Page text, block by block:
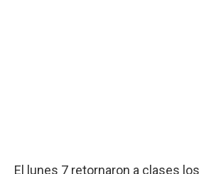
El lunes 7 retornaron a clases